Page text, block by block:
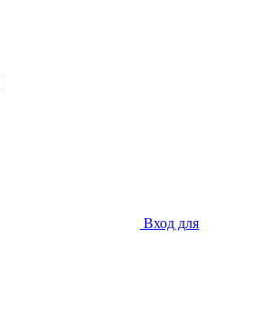
Вход для